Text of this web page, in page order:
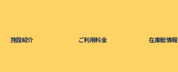
施設紹介 ご利用料金 在庫艇情報